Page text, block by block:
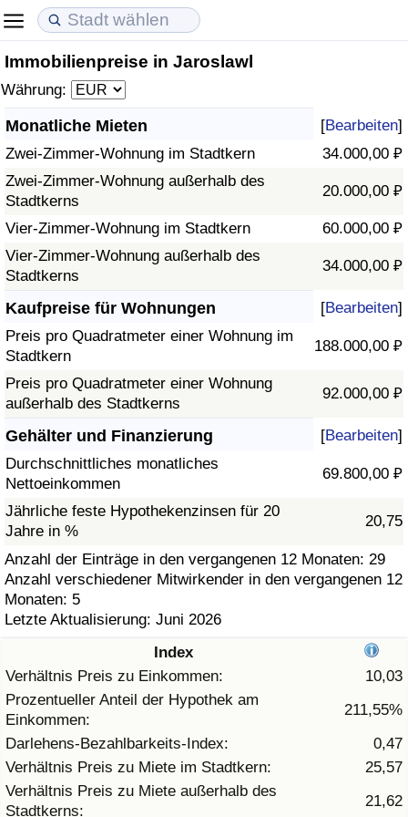
Immobilienpreise in Jaroslawl
Währung:
Monatliche Mieten [Bearbeiten]
Zwei-Zimmer-Wohnung im Stadtkern
34.000,00 ₽
Zwei-Zimmer-Wohnung außerhalb des
Stadtkerns
20.000,00 ₽
Vier-Zimmer-Wohnung im Stadtkern
60.000,00 ₽
Vier-Zimmer-Wohnung außerhalb des
Stadtkerns
34.000,00 ₽
Kaufpreise für Wohnungen [Bearbeiten]
Preis pro Quadratmeter einer Wohnung im
Stadtkern
188.000,00 ₽
Preis pro Quadratmeter einer Wohnung
außerhalb des Stadtkerns
92.000,00 ₽
Gehälter und Finanzierung [Bearbeiten]
Durchschnittliches monatliches
Nettoeinkommen
69.800,00 ₽
Jährliche feste Hypothekenzinsen für 20
Jahre in %
20,75
Anzahl der Einträge in den vergangenen 12 Monaten: 29
Anzahl verschiedener Mitwirkender in den vergangenen 12
Monaten: 5
Letzte Aktualisierung: Juni 2026
Index
Verhältnis Preis zu Einkommen:
10,03
Prozentueller Anteil der Hypothek am
Einkommen:
211,55%
Darlehens-Bezahlbarkeits-Index:
0,47
Verhältnis Preis zu Miete im Stadtkern:
25,57
Verhältnis Preis zu Miete außerhalb des
Stadtkerns:
21,62
Lebenshaltungskosten
Lebenshaltungskosten-Index (aktuell)
Lebenshaltungskosten-Index
Lebenshaltungskosten-Index nach Land
in Akaba
Immobilienpreise
Immobilienpreis-Index (aktuell)
Immobilienpreis-Index
Immobilienpreis-Index nach Land
Lebensqualität
Lebensqualität-Index
Lebensqualität-Index (aktuell)
Lebensqualitätsindex nach Land
Kriminalität
Kriminalitäts-Index (aktuell)
Kriminalitäts-Index
Kriminalitätsindex nach Land
Gesundheitsversorgung
Gesundheitsversorgungs-Index (aktuell)
Gesundheitsversorgungs-Index
Gesundheitsversorgungs-Index nach Land
Umweltverschmutzung
Umweltverschmutzungs-Index (aktuell)
Verschmutzungsindex
Umweltverschmutzungs-Index nach Land
Verkehr